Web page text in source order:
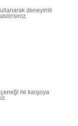
deneyimli
ile kargoya